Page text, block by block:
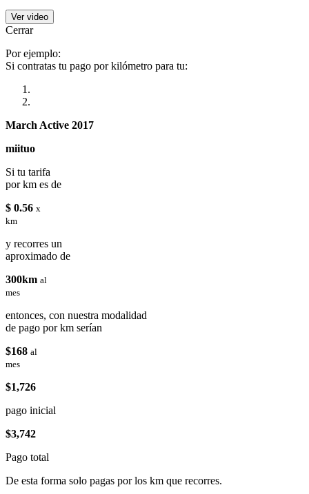
Ver video
Cerrar
Por ejemplo:
Si contratas tu pago por kilómetro para tu:
March Active 2017
miituo
Si tu tarifa
por km es de
$ 0.56 x
km
y recorres un
aproximado de
300km al
mes
entonces, con nuestra modalidad
de pago por km serían
$168 al
mes
$1,726
pago inicial
$3,742
Pago total
De esta forma solo pagas por los km que recorres.